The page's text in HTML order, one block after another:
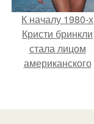
К началу 1980-х
Кристи бринкли
стала лицом
американского
воплощением